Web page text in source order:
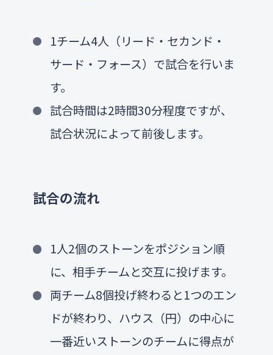
1チーム4人（リード・セカンド・
サード・フォース）で試合を行いま
す。
試合時間は2時間30分程度ですが、
試合状況によって前後します。
試合の流れ
1人2個のストーンをポジション順
に、相手チームと交互に投げます。
両チーム8個投げ終わると1つのエン
ドが終わり、ハウス（円）の中心に
一番近いストーンのチームに得点が